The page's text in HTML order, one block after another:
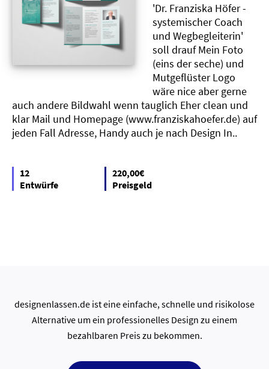
'Dr. Franziska Höfer -
systemischer Coach
und Wegbegleiterin'
soll drauf Mein Foto
(eins der seche) und
Mutgeflüster Logo
wäre nice aber gerne
auch andere Bildwahl wenn tauglich Eher clean und
klar Mail und Homepage (www.franziskahoefer.de) auf
jeden Fall Adresse, Handy auch je nach Design In..
12
Entwürfe
220,00€
Preisgeld
designenlassen.de ist eine einfache, schnelle und risikolose
Alternative um ein professionelles Design zu einem
bezahlbaren Preis zu bekommen.